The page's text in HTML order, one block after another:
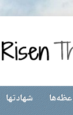
شهادتها